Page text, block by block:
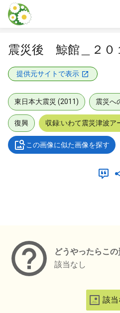
本文に飛ぶ
震災後 鯨館＿２０
提供元サイトで表示
東日本大震災 (2011) 震災へ
復興 収録:いわて震災津波ア
この画像に似た画像を探す
どうやったらこ
該当なし
該当